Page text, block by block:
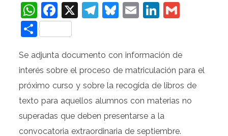
WhatsApp
Facebook
X Telegram
Bluesky
EmailLinkedIn
Compartir
Se adjunta documento con información de
interés sobre el proceso de matriculación para el
próximo curso y sobre la recogida de libros de
texto para aquellos alumnos con materias no
superadas que deben presentarse a la
convocatoria extraordinaria de septiembre.